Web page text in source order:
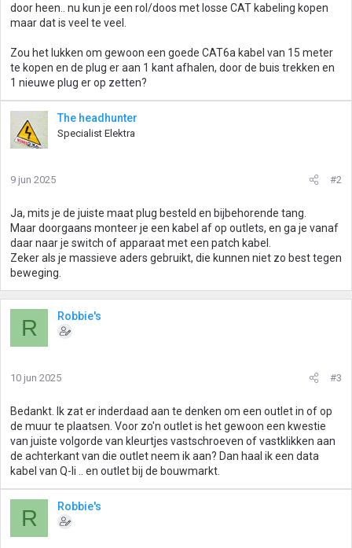
door heen.. nu kun je een rol/doos met losse CAT kabeling kopen
maar dat is veel te veel.
Zou het lukken om gewoon een goede CAT6a kabel van 15 meter
te kopen en de plug er aan 1 kant afhalen, door de buis trekken en
1 nieuwe plug er op zetten?
The headhunter
Specialist Elektra
9 jun 2025 #2
Ja, mits je de juiste maat plug besteld en bijbehorende tang.
Maar doorgaans monteer je een kabel af op outlets, en ga je vanaf
daar naar je switch of apparaat met een patch kabel.
Zeker als je massieve aders gebruikt, die kunnen niet zo best tegen
beweging.
R Robbie's
10 jun 2025 #3
Bedankt. Ik zat er inderdaad aan te denken om een outlet in of op
de muur te plaatsen. Voor zo'n outlet is het gewoon een kwestie
van juiste volgorde van kleurtjes vastschroeven of vastklikken aan
de achterkant van die outlet neem ik aan? Dan haal ik een data
kabel van Q-li .. en outlet bij de bouwmarkt.
R Robbie's